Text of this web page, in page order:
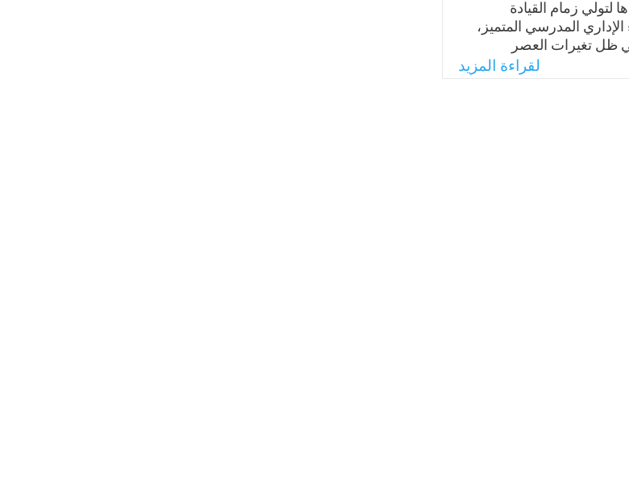
لتولي زمام القيادة
المدرسي المتميز،
ظل تغيرات العصر
المبني على المعرفة،
نظام اللامركزية،
لقراءة المزيد